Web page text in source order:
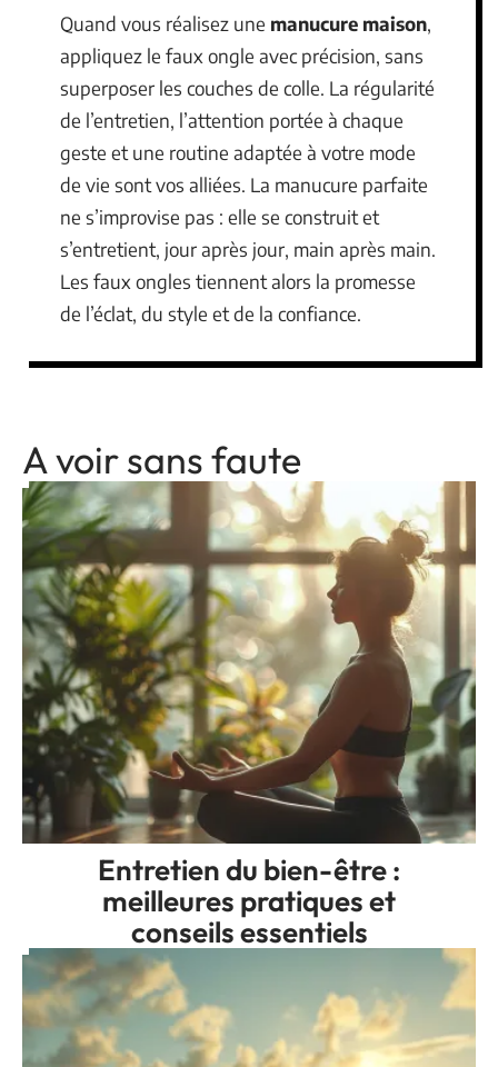
Quand vous réalisez une manucure maison,
appliquez le faux ongle avec précision, sans
superposer les couches de colle. La régularité
de l’entretien, l’attention portée à chaque
geste et une routine adaptée à votre mode
de vie sont vos alliées. La manucure parfaite
ne s’improvise pas : elle se construit et
s’entretient, jour après jour, main après main.
Les faux ongles tiennent alors la promesse
de l’éclat, du style et de la confiance.
A voir sans faute
Entretien du bien-être :
meilleures pratiques et
conseils essentiels